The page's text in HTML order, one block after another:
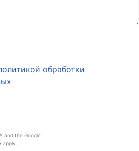
обработки
and the Google
apply.